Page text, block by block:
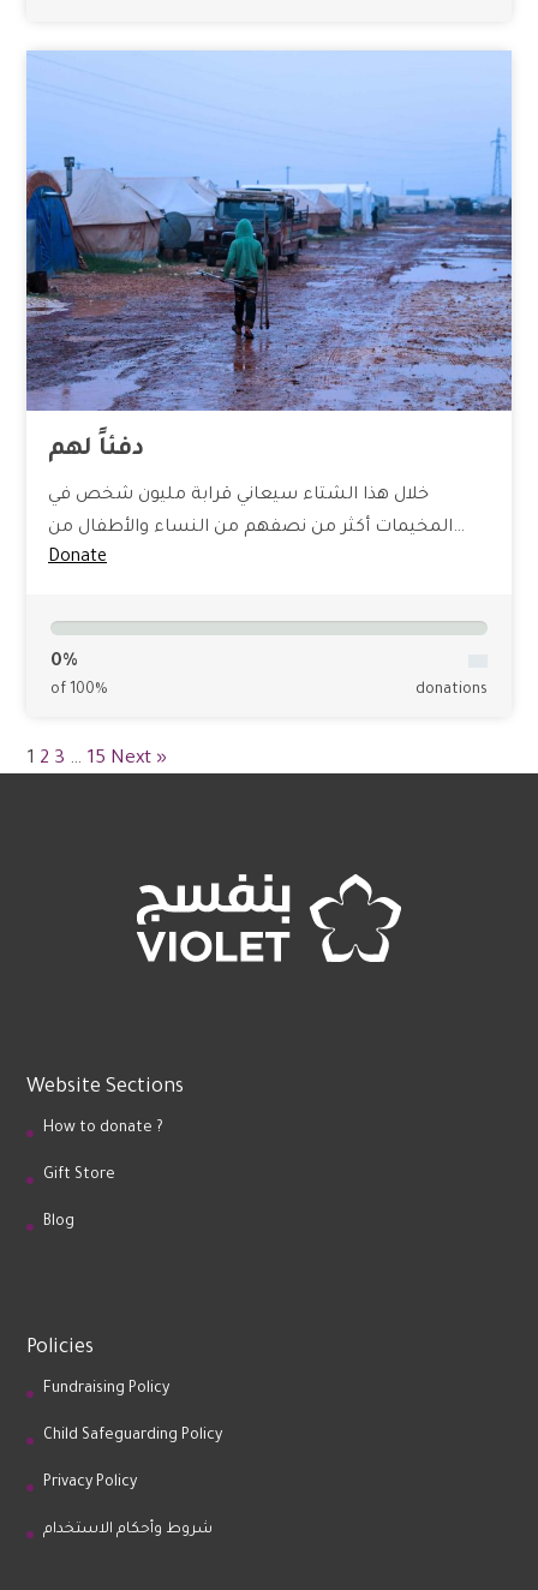
دفئاً لهم
خلال هذا الشتاء سيعاني قرابة مليون شخص في
المخيمات أكثر من نصفهم من النساء والأطفال من…
Donate
0%
of 100% donations
1 2 3 … 15 Next »
Website Sections
How to donate ?
Gift Store
Blog
Policies
Fundraising Policy
Child Safeguarding Policy
Privacy Policy
شروط وأحكام الاستخدام